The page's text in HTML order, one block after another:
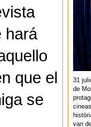
hará
que el
se
31
de
van